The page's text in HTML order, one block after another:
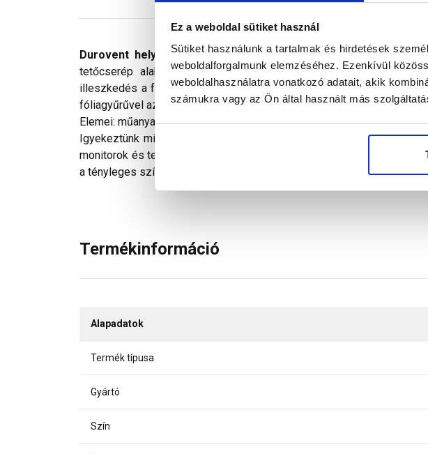
Ez a weboldal sütiket használ
Sütiket használunk a tartalmak és hirdetések
weboldalforgalmunk elemzéséhez. Ezenkívül
weboldalhasználatra vonatkozó adatait, akik
számukra vagy az Ön által használt más
Durovent helyiségkiszellőztető egységTectura cserepekhez.
tetőcserép alakjával megegyező átvezető alapcserép tökéletes
illeszkedés a fedésképbe. Az lezáró sapka egyedi kialakítása által
fóliagyűrűvel az átvezetés tökéletesen vízzáró.
Elemei: műanyag alapcserép, helyiségkiszellőző feltét, esővédő
Igyekeztünk minden technikailag lehetséges módon biztosítani a
monitorok és telefonok kijelzőin megjelenő színek a legtöbb esetben
a tényleges színektől.
Termékinformáció
Alapadatok
Termék típusa
Gyártó
Szín